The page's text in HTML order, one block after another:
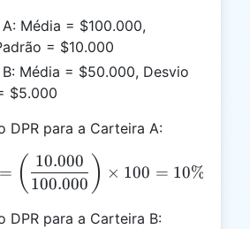
Média = $100.000,
= $10.000
Média = $50.000, Desvio
$5.000
DPR para a Carteira A:
DPR_A = \left(
= ( 100.000
10.000 ) × 100 = 10%
DPR para a Carteira B: